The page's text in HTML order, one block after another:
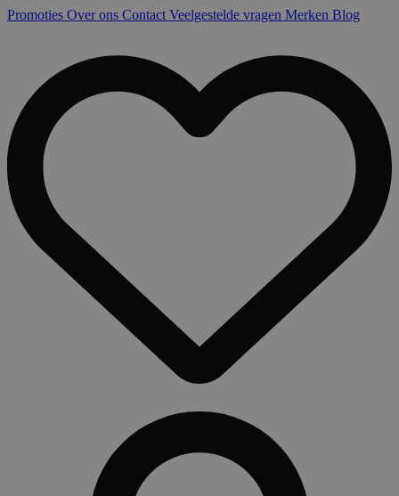
Promoties Over ons Contact Veelgestelde vragen Merken Blog